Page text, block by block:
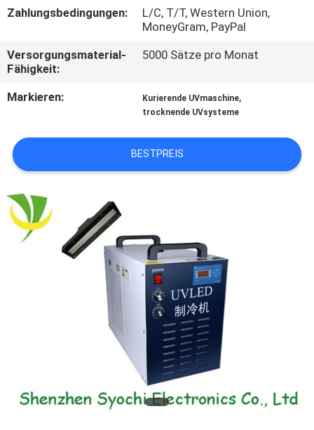
UNS
VERBINDUNG
NACHRICHTEN
FORDERN
SIE
EIN
ZITAT
SITEMAP
Zahlungsbedingungen:
L/C, T/T, Western Union,
MoneyGram, PayPal
Versorgungsmaterial-
Fähigkeit:
5000 Sätze pro Monat
Markieren: Kurierende UVmaschine,
trocknende UVsysteme
BESTPREIS